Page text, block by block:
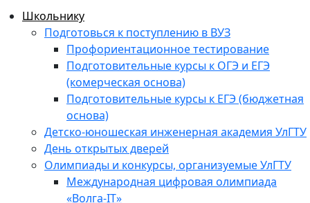
Школьнику
Подготовься к поступлению в ВУЗ
Профориентационное тестирование
Подготовительные курсы к ОГЭ и ЕГЭ
(комерческая основа)
Подготовительные курсы к ЕГЭ (бюджетная
основа)
Детско-юношеская инженерная академия УлГТУ
День открытых дверей
Олимпиады и конкурсы, организуемые УлГТУ
Международная цифровая олимпиада
«Волга-IT»